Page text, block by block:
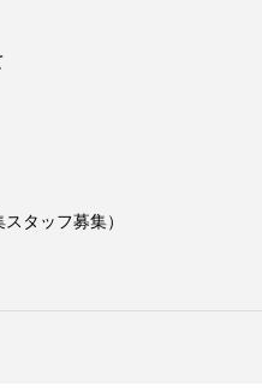
タッフ募集）